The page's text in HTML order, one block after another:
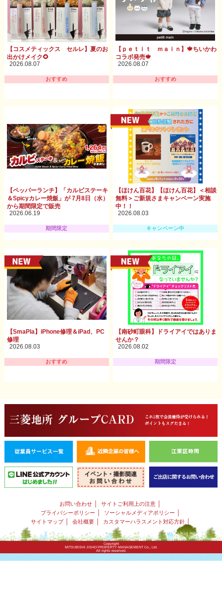
【コスメティックス セルレ】夏のお
出かけメイク🌻
2026.08.07
おすすめ
【ｐｅｔｉｔ ｍａｉｎ】🍁ちいかわ
コラボ発売🍁
2026.08.07
おすすめ
【ペッパーランチ】「カルビステーキ
＆Spicyカレー焼飯」が 7月8日（水）
から期間限定で販売
2026.06.19
期間限定
【ほけん百花】【ほけん百花】＜相談
無料＞ご新規さまキャンペーン実施
中！！
2026.08.03
キャンペーン中
【SmaPla】iPhone修理＆iPad、PC
修理
2026.08.03
おすすめ
【南砂町眼科】ドライアイではありま
せんか？
2026.08.02
期間限定
お問い合わせ ｜ サイトご利用上の注意 ｜
プライバシーポリシー ｜ ソーシャルメディアポリシー ｜
サイトマップ｜ 会社概要｜ カスタマーハラスメント対応方針｜
Copyright
MITSUBISHI JISHO PROPERTY MANAGEMENT Co., Ltd.
All rights reserved.